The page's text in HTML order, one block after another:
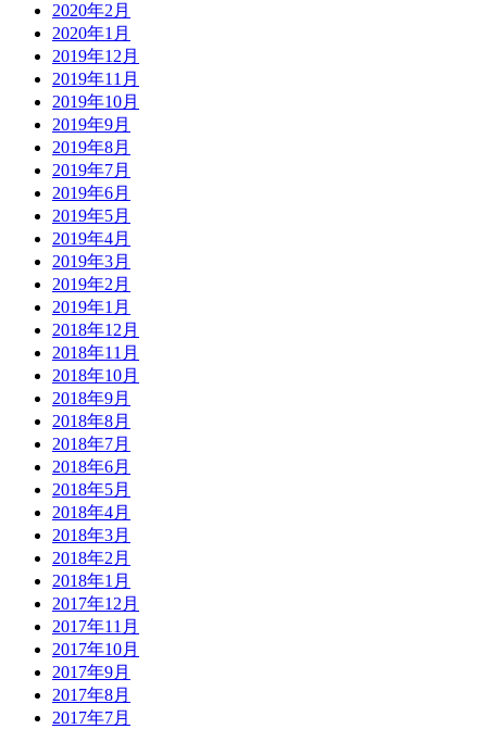
2020年2月
2020年1月
2019年12月
2019年11月
2019年10月
2019年9月
2019年8月
2019年7月
2019年6月
2019年5月
2019年4月
2019年3月
2019年2月
2019年1月
2018年12月
2018年11月
2018年10月
2018年9月
2018年8月
2018年7月
2018年6月
2018年5月
2018年4月
2018年3月
2018年2月
2018年1月
2017年12月
2017年11月
2017年10月
2017年9月
2017年8月
2017年7月